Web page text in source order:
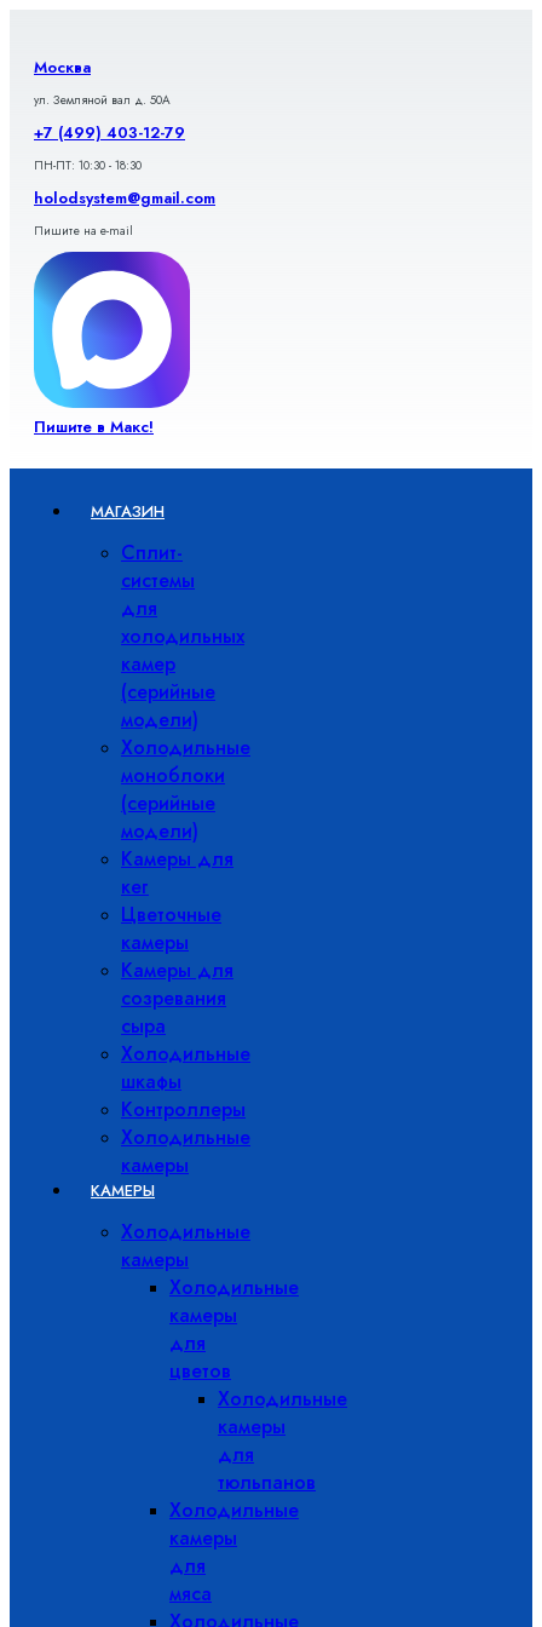
содержимому
Москва
ул. Земляной вал д. 50А
+7 (499) 403-12-79
ПН-ПТ: 10:30 - 18:30
holodsystem@gmail.com
Пишите на e-mail
Пишите в Макс!
МАГАЗИН
Сплит-
системы
для
холодильных
камер
(серийные
модели)
Холодильные
моноблоки
(серийные
модели)
Камеры для
кег
Цветочные
камеры
Камеры для
созревания
сыра
Холодильные
шкафы
Контроллеры
Холодильные
камеры
КАМЕРЫ
Холодильные
камеры
Холодильные
камеры
для
цветов
Холодильные
камеры
для
тюльпанов
Холодильные
камеры
для
мяса